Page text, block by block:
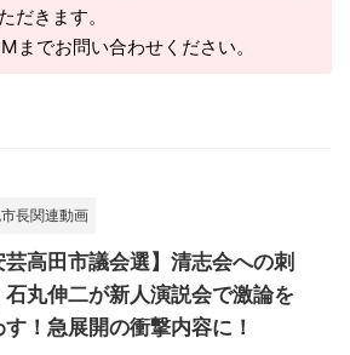
だきます。
までお問い合わせください。
長関連動画
芸高田市議会選】清志会への刺
石丸伸二が新人演説会で激論を
す！急展開の衝撃内容に！